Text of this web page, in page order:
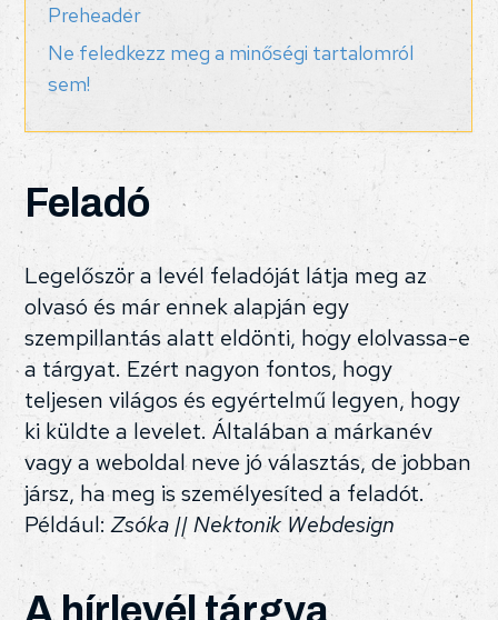
Preheader
Ne feledkezz meg a minőségi tartalomról
sem!
Feladó
Legelőször a levél feladóját látja meg az
olvasó és már ennek alapján egy
szempillantás alatt eldönti, hogy elolvassa-e
a tárgyat. Ezért nagyon fontos, hogy
teljesen világos és egyértelmű legyen, hogy
ki küldte a levelet. Általában a márkanév
vagy a weboldal neve jó választás, de jobban
jársz, ha meg is személyesíted a feladót.
Például:Zsóka || Nektonik Webdesign